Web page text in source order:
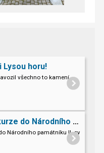
Lysou horu!
všechno to kamení.
Dějepisná exkurze do Národního památníku II. sv. války v Hrabyni
Národního památníku II. světové